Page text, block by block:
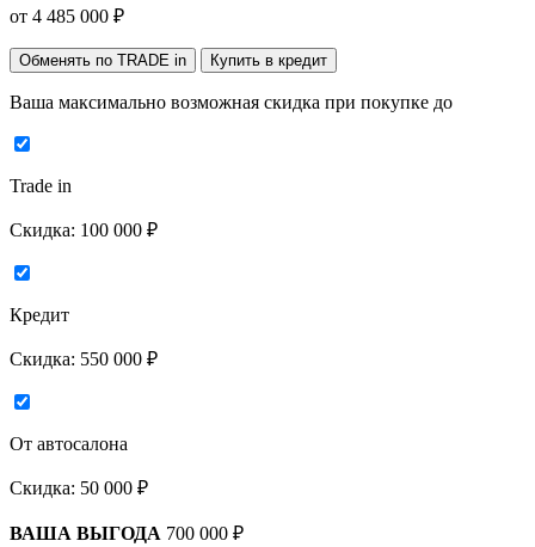
от 4 485 000 ₽
Обменять по TRADE in Купить в кредит
Ваша максимально возможная скидка при покупке до
Trade in
Скидка: 100 000 ₽
Кредит
Скидка: 550 000 ₽
От автосалона
Скидка: 50 000 ₽
ВАША ВЫГОДА 700 000 ₽